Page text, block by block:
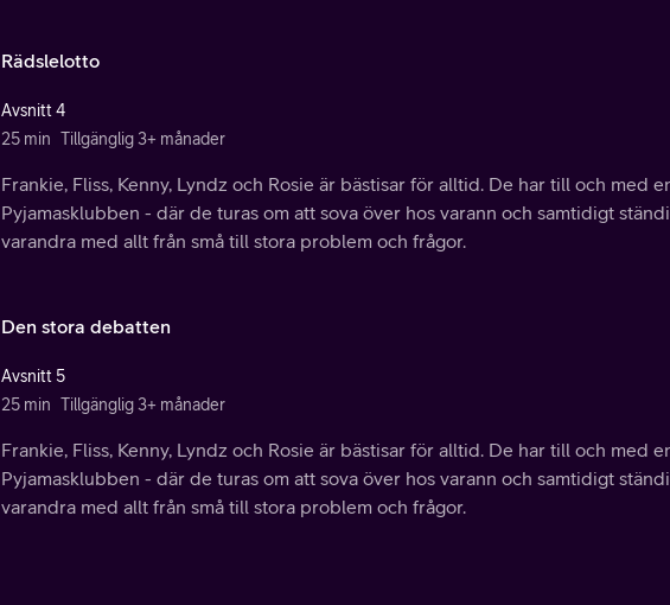
Rädslelotto
Avsnitt 4
25 min Tillgänglig 3+ månader
Frankie, Fliss, Kenny, Lyndz och Rosie är bästisar för alltid. De har till och med
Pyjamasklubben - där de turas om att sova över hos varann och samtidigt
varandra med allt från små till stora problem och frågor.
Den stora debatten
Avsnitt 5
25 min Tillgänglig 3+ månader
Frankie, Fliss, Kenny, Lyndz och Rosie är bästisar för alltid. De har till och med
Pyjamasklubben - där de turas om att sova över hos varann och samtidigt
varandra med allt från små till stora problem och frågor.